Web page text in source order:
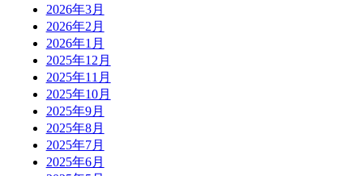
2026年3月
2026年2月
2026年1月
2025年12月
2025年11月
2025年10月
2025年9月
2025年8月
2025年7月
2025年6月